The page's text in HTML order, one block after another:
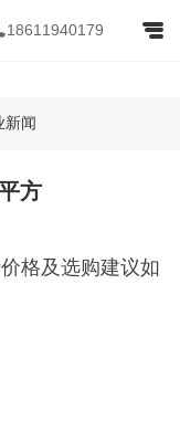
18611940179
新闻
方
格及选购建议如